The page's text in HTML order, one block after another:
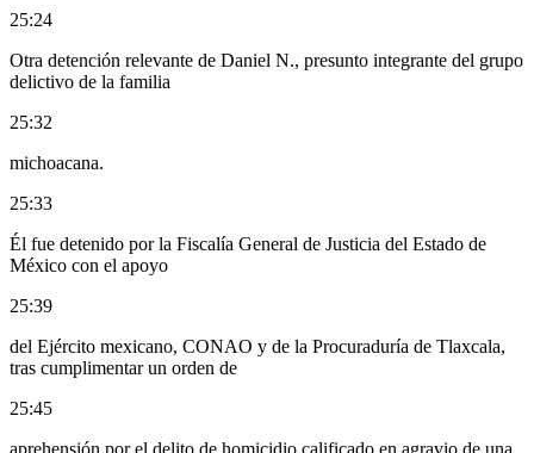
25:24
Otra detención relevante de Daniel N., presunto integrante del grupo
delictivo de la familia
25:32
michoacana.
25:33
Él fue detenido por la Fiscalía General de Justicia del Estado de
México con el apoyo
25:39
del Ejército mexicano, CONAO y de la Procuraduría de Tlaxcala,
tras cumplimentar un orden de
25:45
aprehensión por el delito de homicidio calificado en agravio de una